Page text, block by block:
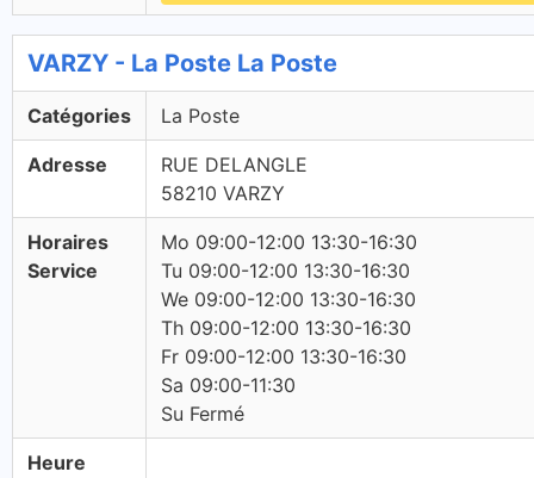
VARZY - La Poste La Poste
Catégories La Poste
Adresse
RUE DELANGLE
58210 VARZY
Horaires
Service
Mo 09:00-12:00 13:30-16:30
Tu 09:00-12:00 13:30-16:30
We 09:00-12:00 13:30-16:30
Th 09:00-12:00 13:30-16:30
Fr 09:00-12:00 13:30-16:30
Sa 09:00-11:30
Su Fermé
Heure